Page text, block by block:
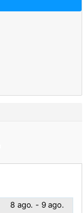
8 ago. - 9 ago.